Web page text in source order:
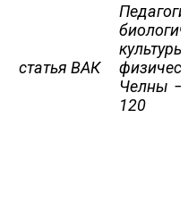
статья ВАК
Челны
120